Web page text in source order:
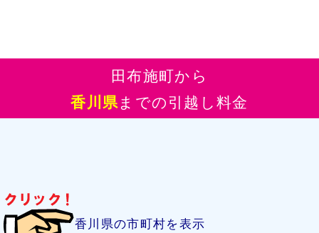
田布施町から
香川県までの引越し料金
香川県の市町村を表示